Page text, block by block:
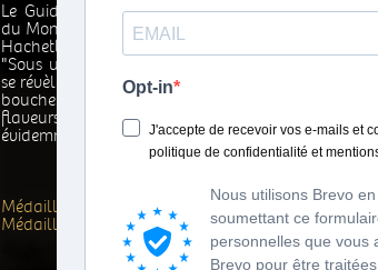
Le Guide des Vinalies Internationales - 1000 Vins
du Monde, sélection des Oenologues 2008, éditions
Hachette :
"Sous une robe caramel orangé aux reflets dorés,
se révèle un nez de poivre, de poire et de pomme. La
bouche pleine et chaleureuse développe des
flaveurs complexes parmi lesquelles domine
évidemment la pomme".
Médaille d'Argent, IWSC 2016 (Royaume Uni)
Médaille d'Or, Bruxelles 2006 (Belgique)